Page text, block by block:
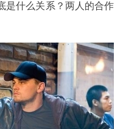
是什么关系？两人的合作